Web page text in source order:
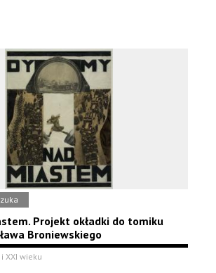
Projekt okładki do tomiku
Broniewskiego
XXI wieku